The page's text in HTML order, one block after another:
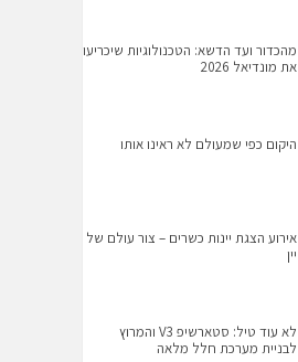
מהכדור ועד הדשא: הטכנולוגיות שיכריעו
את מונדיאל 2026
היקום כפי שמעולם לא ראינו אותו
אירוע הצגת יינות כשרים – צור עולם של
יין
לא עוד טיל: סטארשיפ V3 והמרוץ
לבניית מערכת חלל מלאה